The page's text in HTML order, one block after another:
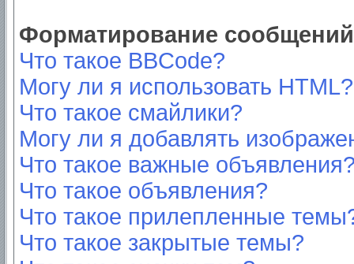
Форматирование
Что такое BBCode?
Могу ли я использовать HTML?
Что такое смайлики?
Могу ли я добавлять
Что такое важные
Что такое объявления?
Что такое прилепленные
Что такое закрытые темы?